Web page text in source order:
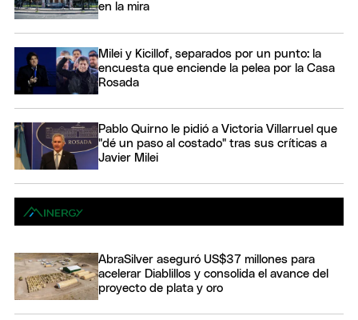
en la mira
Milei y Kicillof, separados por un punto: la
encuesta que enciende la pelea por la Casa
Rosada
Pablo Quirno le pidió a Victoria Villarruel que
"dé un paso al costado" tras sus críticas a
Javier Milei
AbraSilver aseguró US$37 millones para
acelerar Diablillos y consolida el avance del
proyecto de plata y oro